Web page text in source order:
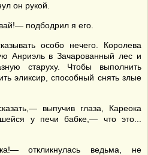
он рукой.
подбодрил я его.
особо нечего. Королева
Анриэль в Зачарованный лес и
старуху. Чтобы выполнить
эликсир, способный снять злые
выпучив глаза, Кареока
у печи бабке,— что это...
откликнулась ведьма, не